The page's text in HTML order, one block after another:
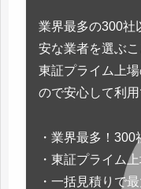
業界最多の300社
安な業者を選ぶこ
東証プライム上
ので安心して利
・業界最多！
・東証プライム
・一括見積りで